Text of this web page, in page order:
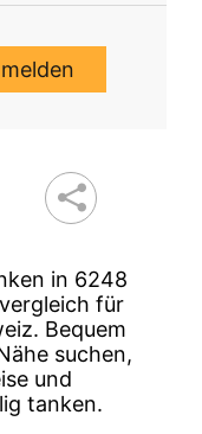
in 6248
für
Bequem
suchen,
und
tanken.